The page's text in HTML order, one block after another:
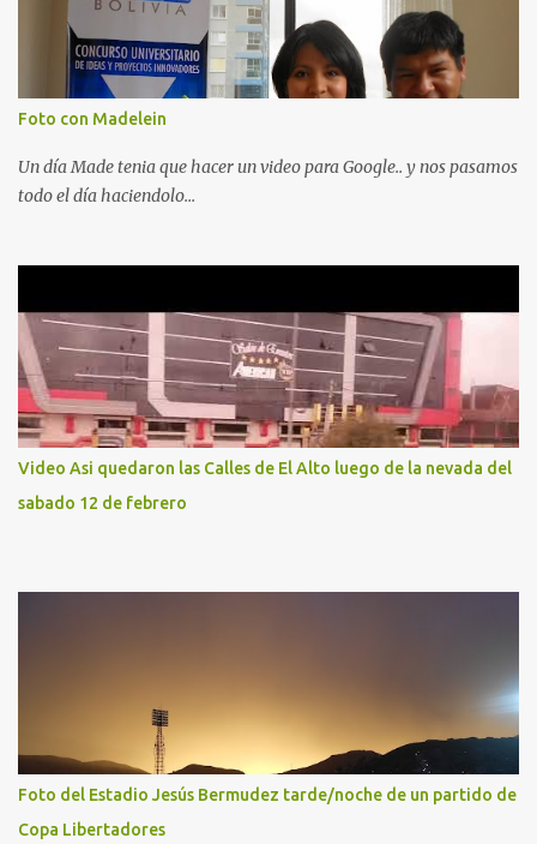
Foto con Madelein
Un día Made tenia que hacer un video para Google.. y nos pasamos
todo el día haciendolo...
Video Asi quedaron las Calles de El Alto luego de la nevada del
sabado 12 de febrero
Foto del Estadio Jesús Bermudez tarde/noche de un partido de
Copa Libertadores